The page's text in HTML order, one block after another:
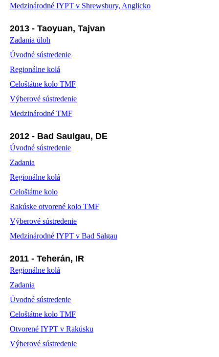
Medzinárodné IYPT v Shrewsbury, Anglicko
2013 - Taoyuan, Tajvan
Zadania úloh
Úvodné sústredenie
Regionálne kolá
Celoštátne kolo TMF
Výberové sústredenie
Medzinárodné TMF
2012 - Bad Saulgau, DE
Úvodné sústredenie
Zadania
Regionálne kolá
Celoštátne kolo
Rakúske otvorené kolo TMF
Výberové sústredenie
Medzinárodné IYPT v Bad Salgau
2011 - Teherán, IR
Regionálne kolá
Zadania
Úvodné sústredenie
Celoštátne kolo TMF
Otvorené IYPT v Rakúsku
Výberové sústredenie